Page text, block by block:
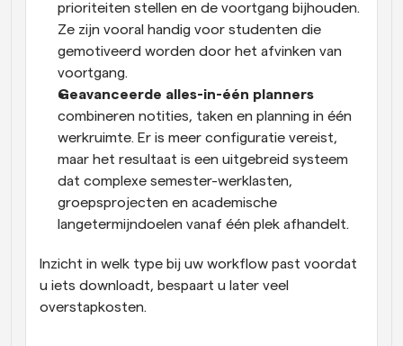
prioriteiten stellen en de voortgang bijhouden.
Ze zijn vooral handig voor studenten die
gemotiveerd worden door het afvinken van
voortgang.
Geavanceerde alles-in-één planners
combineren notities, taken en planning in één
werkruimte. Er is meer configuratie vereist,
maar het resultaat is een uitgebreid systeem
dat complexe semester-werklasten,
groepsprojecten en academische
langetermijndoelen vanaf één plek afhandelt.
Inzicht in welk type bij uw workflow past voordat
u iets downloadt, bespaart u later veel
overstapkosten.